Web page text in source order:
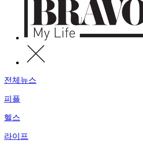
전체뉴스
피플
헬스
라이프